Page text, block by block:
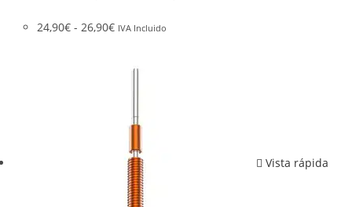
24,90€ - 26,90€ IVA Incluido
Vista rápida